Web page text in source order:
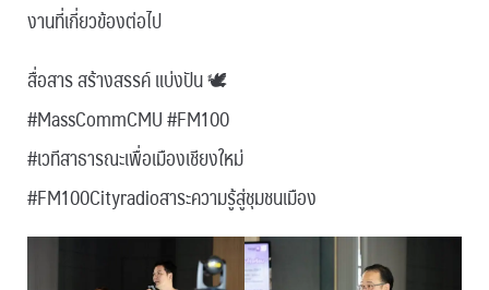
งานที่เกี่ยวข้องต่อไป
สื่อสาร สร้างสรรค์ แบ่งปัน 🕊️
#MassCommCMU #FM100
#เวทีสาธารณะเพื่อเมืองเชียงใหม่
#FM100Cityradioสาระความรู้สู่ชุมชนเมือง